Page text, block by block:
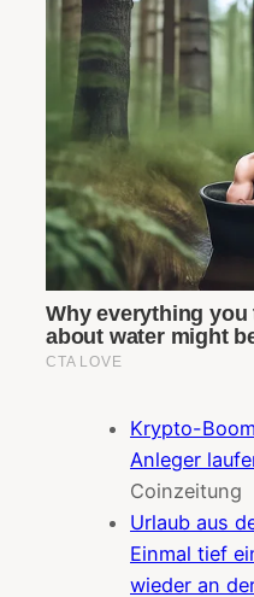
Krypto-
Anleger
Coinzeitung
Urlaub aus
Einmal tief
wieder an